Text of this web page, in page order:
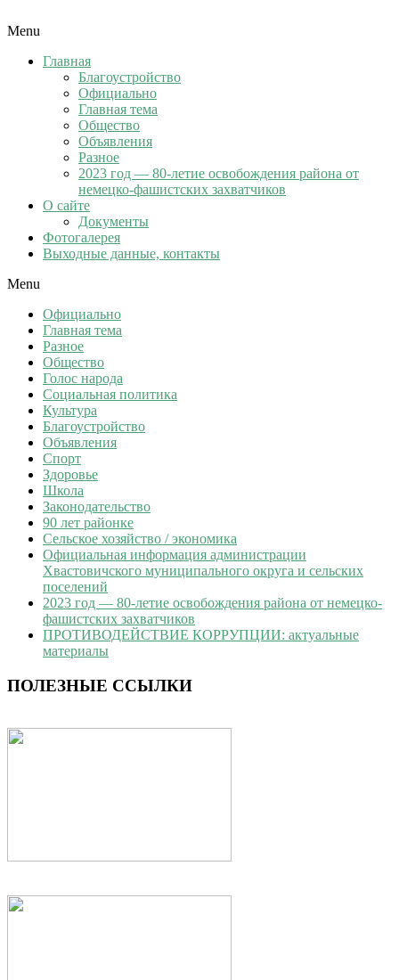
Menu
Главная
Благоустройство
Официально
Главная тема
Общество
Объявления
Разное
2023 год — 80-летие освобождения района от
немецко-фашистских захватчиков
О сайте
Документы
Фотогалерея
Выходные данные, контакты
Menu
Официально
Главная тема
Разное
Общество
Голос народа
Социальная политика
Культура
Благоустройство
Объявления
Спорт
Здоровье
Школа
Законодательство
90 лет районке
Сельское хозяйство / экономика
Официальная информация администрации
Хвастовичского муниципального округа и сельских
поселений
2023 год — 80-летие освобождения района от немецко-
фашистских захватчиков
ПРОТИВОДЕЙСТВИЕ КОРРУПЦИИ: актуальные
материалы
ПОЛЕЗНЫЕ ССЫЛКИ